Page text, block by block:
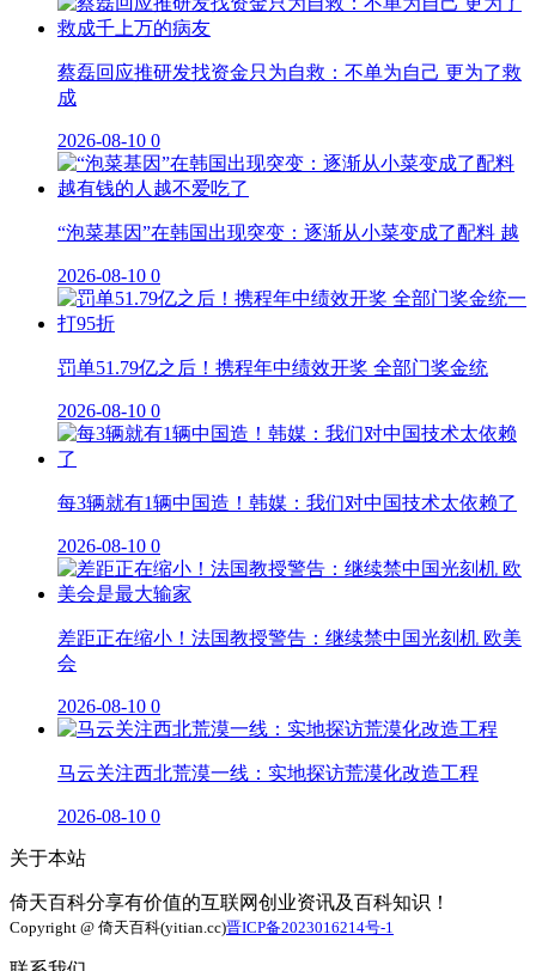
蔡磊回应推研发找资金只为自救：不单为自己 更为了救
成
2026-08-10 0
“泡菜基因”在韩国出现突变：逐渐从小菜变成了配料 越
2026-08-10 0
罚单51.79亿之后！携程年中绩效开奖 全部门奖金统
2026-08-10 0
每3辆就有1辆中国造！韩媒：我们对中国技术太依赖了
2026-08-10 0
差距正在缩小！法国教授警告：继续禁中国光刻机 欧美
会
2026-08-10 0
马云关注西北荒漠一线：实地探访荒漠化改造工程
2026-08-10 0
关于本站
倚天百科分享有价值的互联网创业资讯及百科知识！
Copyright @ 倚天百科(yitian.cc)晋ICP备2023016214号-1